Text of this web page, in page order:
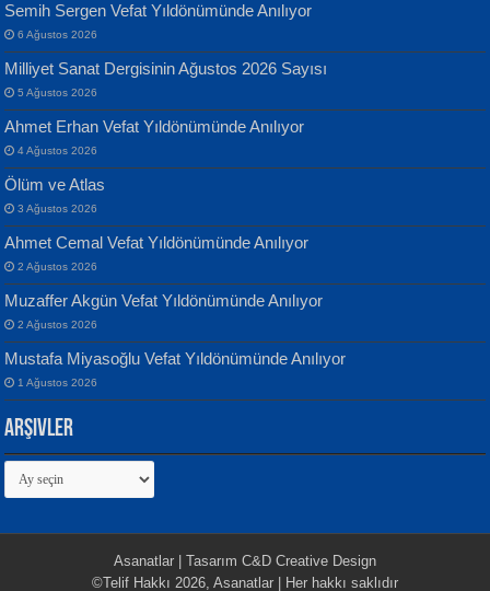
ATİLLA ÖZEN
Sultan Olmadan Önce Eyüp...
EKREM KARABABA
Yaralı Şiir...
MEHMET ALİ BAL
Aliyah’a...
Banu Sancak
Defterimden İçeri...
İsmail Aydos
İnkisar...
Ekim Betül Uçar
Semih Sergen Vefat Yıldönümünde Anılıyor
6 Ağustos 2026
Milliyet Sanat Dergisinin Ağustos 2026 Sayısı
5 Ağustos 2026
Ahmet Erhan Vefat Yıldönümünde Anılıyor
4 Ağustos 2026
Ölüm ve Atlas
3 Ağustos 2026
Ahmet Cemal Vefat Yıldönümünde Anılıyor
2 Ağustos 2026
Muzaffer Akgün Vefat Yıldönümünde Anılıyor
2 Ağustos 2026
Mustafa Miyasoğlu Vefat Yıldönümünde Anılıyor
1 Ağustos 2026
Arşivler
Arşivler
Asanatlar | Tasarım C&D Creative Design
©Telif Hakkı 2026, Asanatlar | Her hakkı saklıdır